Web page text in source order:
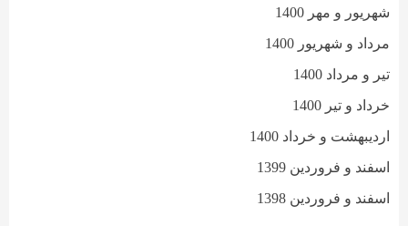
شهریور و مهر 1400
مرداد و شهریور 1400
تیر و مرداد 1400
خرداد و تیر 1400
اردیبهشت و خرداد 1400
اسفند و فروردین 1399
اسفند و فروردین 1398